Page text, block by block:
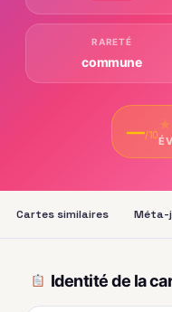
RARETÉ
commune
—/10
★
Cartes similaires Méta-
Identité de la